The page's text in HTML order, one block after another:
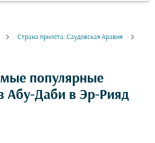
Cтрана прилёта: Саудовская Аравия
популярные
Абу-Даби в Эр-Рияд
свой маршрут